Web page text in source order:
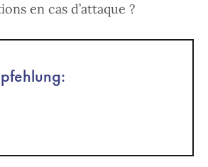
en cas d’attaque ?